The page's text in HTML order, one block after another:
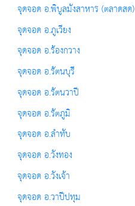
จุดจอด อ.พิบูลมังสาหาร (ตลาดสด)
จุดจอด อ.ภูเวียง
จุดจอด อ.ร้องกวาง
จุดจอด อ.รัตนบุรี
จุดจอด อ.รัตนวาปี
จุดจอด อ.รัตภูมิ
จุดจอด อ.ลำทับ
จุดจอด อ.วังทอง
จุดจอด อ.วังเจ้า
จุดจอด อ.วาปีปทุม